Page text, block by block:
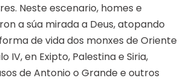
Neste escenario, homes e
a súa mirada a Deus, atopando
de vida dos monxes de Oriente
IV, en Exipto, Palestina e Siria,
de Antonio o Grande e outros